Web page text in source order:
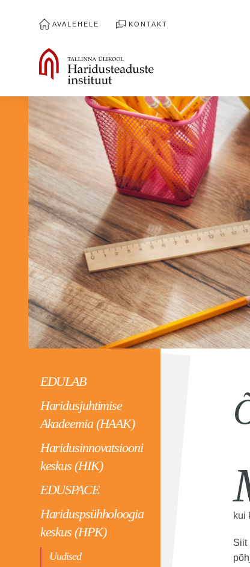
AVALEHELE KONTAKT
EDULAB
Haridusjuhtimise
Akadeemia (HAAK)
Haridusinnovatsiooni
keskus (HIK)
EDUSPACE
Hariduspsühholoogia
keskus (HPK)
Uudised
kui
Siit